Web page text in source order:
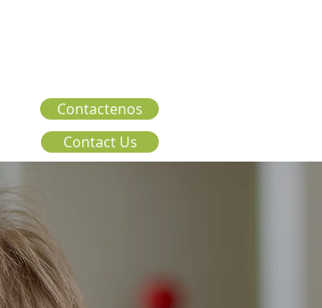
Contact Us
Contactenos